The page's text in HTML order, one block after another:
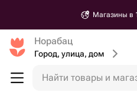
Магазины в
Норабац
Город, улица, дом
Найти товары и